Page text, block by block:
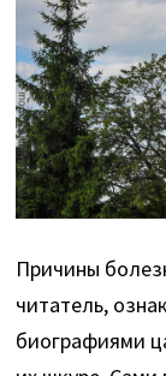
Причины
читатель,
биографиями